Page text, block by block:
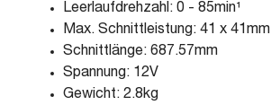
Leerlaufdrehzahl: 0 - 85min¹
Max. Schnittleistung: 41 x 41mm
Schnittlänge: 687.57mm
Spannung: 12V
Gewicht: 2.8kg